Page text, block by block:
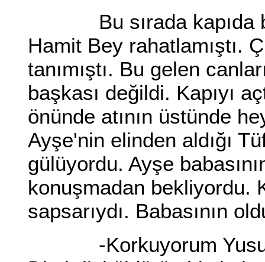
Bu sırada kapıda
Hamit Bey rahatlamıştı.
tanımıştı. Bu gelen
başkası değildi. Kapıyı
önünde atının üstünde
Ayşe'nin elinden aldığı
gülüyordu. Ayşe
konuşmadan bekliyordu.
sapsarıydı. Babasının
-Korkuyorum Yusuf,